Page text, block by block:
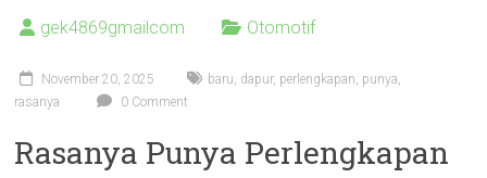
gek4869gmailcom Otomotif
November 20, 2025 baru, dapur, perlengkapan, punya,
rasanya
0 Comment
Rasanya Punya Perlengkapan